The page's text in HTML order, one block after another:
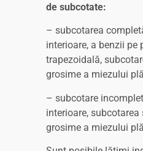
de subcotate:
– subcotarea
interioare, a benzii pe
trapezoidală,
grosime a miezului
– subcotare
interioare,
grosime a miezului